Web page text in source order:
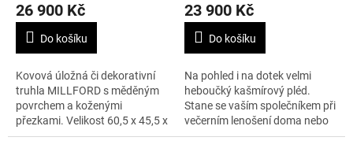
26 900 Kč
Do košíku
Kovová úložná či dekorativní
truhla MILLFORD s měděným
povrchem a koženými
přezkami. Velikost 60,5 x 45,5 x
45 cm.
23 900 Kč
Do košíku
Na pohled i na dotek velmi
heboučký kašmírový pléd.
Stane se vaším společníkem při
večerním lenošení doma nebo
na terase. Jeho vysokou